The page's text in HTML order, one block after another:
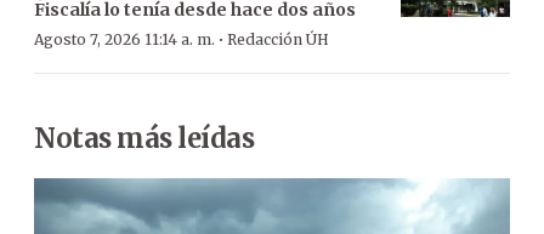
Fiscalía lo tenía desde hace dos años
Agosto 7, 2026 11:14 a. m. · Redacción ÚH
Notas más leídas